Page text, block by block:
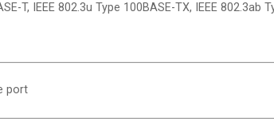
T, IEEE 802.3u Type 100BASE-TX, IEEE 802.3ab
port